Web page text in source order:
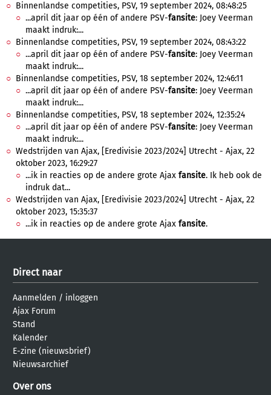
Binnenlandse competities, PSV, 19 september 2024, 08:48:25
...april dit jaar op één of andere PSV-fansite: Joey Veerman
maakt indruk:...
Binnenlandse competities, PSV, 19 september 2024, 08:43:22
...april dit jaar op één of andere PSV-fansite: Joey Veerman
maakt indruk:...
Binnenlandse competities, PSV, 18 september 2024, 12:46:11
...april dit jaar op één of andere PSV-fansite: Joey Veerman
maakt indruk:...
Binnenlandse competities, PSV, 18 september 2024, 12:35:24
...april dit jaar op één of andere PSV-fansite: Joey Veerman
maakt indruk:...
Wedstrijden van Ajax, [Eredivisie 2023/2024] Utrecht - Ajax, 22
oktober 2023, 16:29:27
...ik in reacties op de andere grote Ajax fansite. Ik heb ook de
indruk dat...
Wedstrijden van Ajax, [Eredivisie 2023/2024] Utrecht - Ajax, 22
oktober 2023, 15:35:37
...ik in reacties op de andere grote Ajax fansite.
Direct naar
Aanmelden / inloggen
Ajax Forum
Stand
Kalender
E-zine (nieuwsbrief)
Nieuwsarchief
Over ons